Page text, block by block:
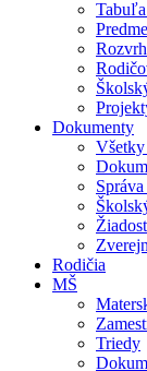
Dokumenty
Rodičia
MŠ
Triedy